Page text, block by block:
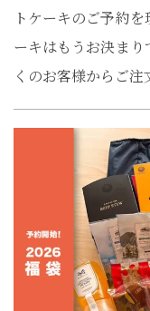
トケーキのご予約
ーキはもうお決ま
くのお客様からご